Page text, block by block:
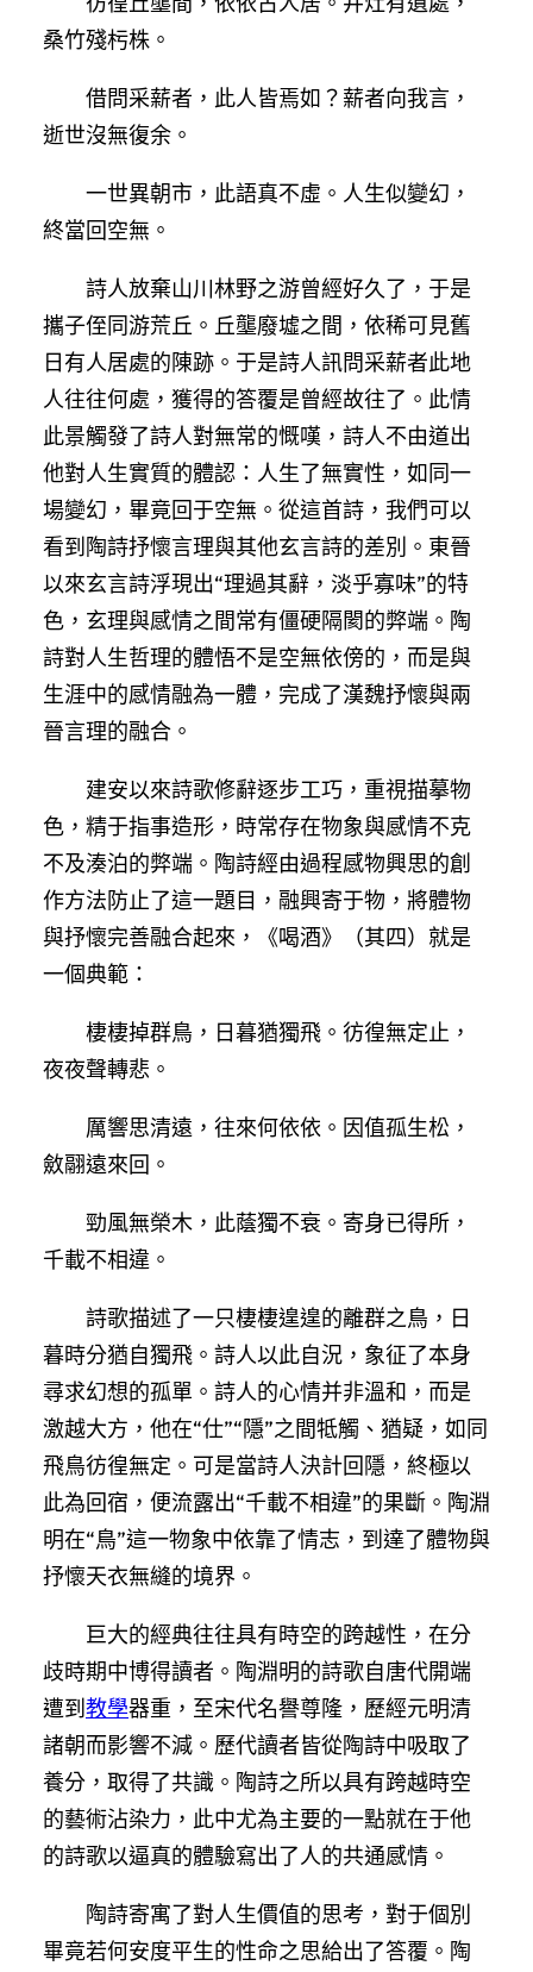
桑竹殘杇株。
借問采薪者，此人皆焉如？薪者向我言，
逝世沒無復余。
一世異朝市，此語真不虛。人生似變幻，
終當回空無。
詩人放棄山川林野之游曾經好久了，于是
攜子侄同游荒丘。丘壟廢墟之間，依稀可見舊
日有人居處的陳跡。于是詩人訊問采薪者此地
人往往何處，獲得的答覆是曾經故往了。此情
此景觸發了詩人對無常的慨嘆，詩人不由道出
他對人生實質的體認：人生了無實性，如同一
場變幻，畢竟回于空無。從這首詩，我們可以
看到陶詩抒懷言理與其他玄言詩的差別。東晉
以來玄言詩浮現出“理過其辭，淡乎寡味”的特
色，玄理與感情之間常有僵硬隔閡的弊端。陶
詩對人生哲理的體悟不是空無依傍的，而是與
生涯中的感情融為一體，完成了漢魏抒懷與兩
晉言理的融合。
建安以來詩歌修辭逐步工巧，重視描摹物
色，精于指事造形，時常存在物象與感情不克
不及湊泊的弊端。陶詩經由過程感物興思的創
作方法防止了這一題目，融興寄于物，將體物
與抒懷完善融合起來，《喝酒》（其四）就是
一個典範：
棲棲掉群鳥，日暮猶獨飛。彷徨無定止，
夜夜聲轉悲。
厲響思清遠，往來何依依。因值孤生松，
斂翮遠來回。
勁風無榮木，此蔭獨不衰。寄身已得所，
千載不相違。
詩歌描述了一只棲棲遑遑的離群之鳥，日
暮時分猶自獨飛。詩人以此自況，象征了本身
尋求幻想的孤單。詩人的心情并非溫和，而是
激越大方，他在“仕”“隱”之間牴觸、猶疑，如同
飛鳥彷徨無定。可是當詩人決計回隱，終極以
此為回宿，便流露出“千載不相違”的果斷。陶淵
明在“鳥”這一物象中依靠了情志，到達了體物與
抒懷天衣無縫的境界。
巨大的經典往往具有時空的跨越性，在分
歧時期中博得讀者。陶淵明的詩歌自唐代開端
遭到 教學器重，至宋代名譽尊隆，歷經元明清
諸朝而影響不減。歷代讀者皆從陶詩中吸取了
養分，取得了共識。陶詩之所以具有跨越時空
的藝術沾染力，此中尤為主要的一點就在于他
的詩歌以逼真的體驗寫出了人的共通感情。
陶詩寄寓了對人生價值的思考，對于個別
畢竟若何安度平生的性命之思給出了答覆。陶